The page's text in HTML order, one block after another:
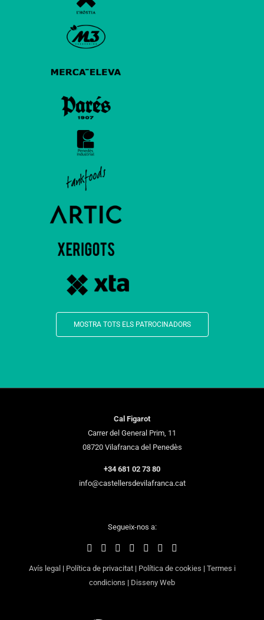
MOSTRA TOTS ELS PATROCINADORS
Cal Figarot
Carrer del General Prim, 11
08720 Vilafranca del Penedès
+34 681 02 73 80
info@castellersdevilafranca.cat
Segueix-nos a:
Avís legal | Política de privacitat| Política de cookies | Termes i
condicions | Disseny Web